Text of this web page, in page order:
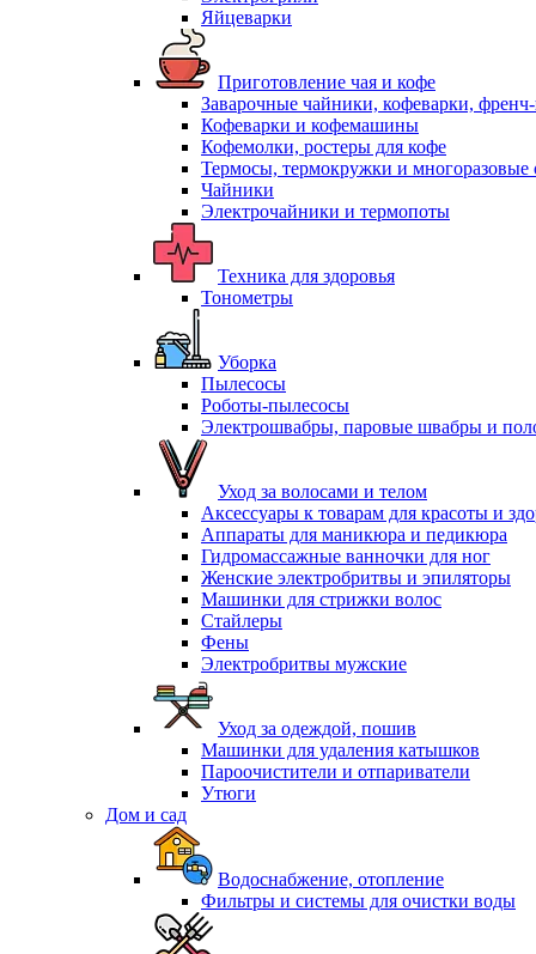
Яйцеварки
Приготовление чая и кофе
Заварочные чайники, кофеварки,
Кофеварки и кофемашины
Кофемолки, ростеры для кофе
Термосы, термокружки и многоразовые
Чайники
Электрочайники и термопоты
Техника для здоровья
Тонометры
Уборка
Пылесосы
Роботы-пылесосы
Электрошвабры, паровые швабры и
Уход за волосами и телом
Аксессуары к товарам для красоты и
Аппараты для маникюра и педикюра
Гидромассажные ванночки для ног
Женские электробритвы и эпиляторы
Машинки для стрижки волос
Стайлеры
Фены
Электробритвы мужские
Уход за одеждой, пошив
Машинки для удаления катышков
Пароочистители и отпариватели
Утюги
Дом и сад
Водоснабжение, отопление
Фильтры и системы для очистки воды